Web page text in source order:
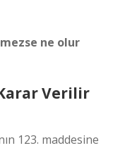
ne olur
Verilir
123. maddesine